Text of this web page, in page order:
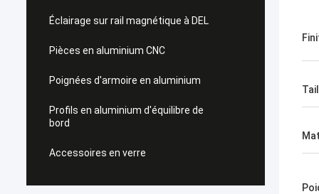
Éclairage sur rail magnétique à DEL
Pièces en aluminium CNC
Poignées d'armoire en aluminium
Profils en aluminium d'équilibre de
bord
Accessoires en verre